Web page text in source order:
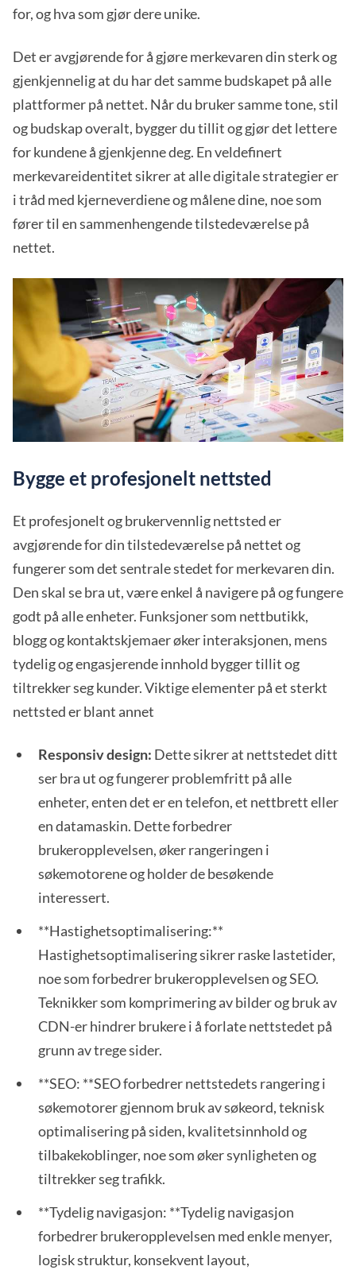
for, og hva som gjør dere unike.
Det er avgjørende for å gjøre merkevaren din sterk og
gjenkjennelig at du har det samme budskapet på alle
plattformer på nettet. Når du bruker samme tone, stil
og budskap overalt, bygger du tillit og gjør det lettere
for kundene å gjenkjenne deg. En veldefinert
merkevareidentitet sikrer at alle digitale strategier er
i tråd med kjerneverdiene og målene dine, noe som
fører til en sammenhengende tilstedeværelse på
nettet.
Bygge et profesjonelt nettsted
Et profesjonelt og brukervennlig nettsted er
avgjørende for din tilstedeværelse på nettet og
fungerer som det sentrale stedet for merkevaren din.
Den skal se bra ut, være enkel å navigere på og fungere
godt på alle enheter. Funksjoner som nettbutikk,
blogg og kontaktskjemaer øker interaksjonen, mens
tydelig og engasjerende innhold bygger tillit og
tiltrekker seg kunder. Viktige elementer på et sterkt
nettsted er blant annet
Responsiv design: Dette sikrer at nettstedet ditt
ser bra ut og fungerer problemfritt på alle
enheter, enten det er en telefon, et nettbrett eller
en datamaskin. Dette forbedrer
brukeropplevelsen, øker rangeringen i
søkemotorene og holder de besøkende
interessert.
**Hastighetsoptimalisering:**
Hastighetsoptimalisering sikrer raske lastetider,
noe som forbedrer brukeropplevelsen og SEO.
Teknikker som komprimering av bilder og bruk av
CDN-er hindrer brukere i å forlate nettstedet på
grunn av trege sider.
**SEO: **SEO forbedrer nettstedets rangering i
søkemotorer gjennom bruk av søkeord, teknisk
optimalisering på siden, kvalitetsinnhold og
tilbakekoblinger, noe som øker synligheten og
tiltrekker seg trafikk.
**Tydelig navigasjon: **Tydelig navigasjon
forbedrer brukeropplevelsen med enkle menyer,
logisk struktur, konsekvent layout,